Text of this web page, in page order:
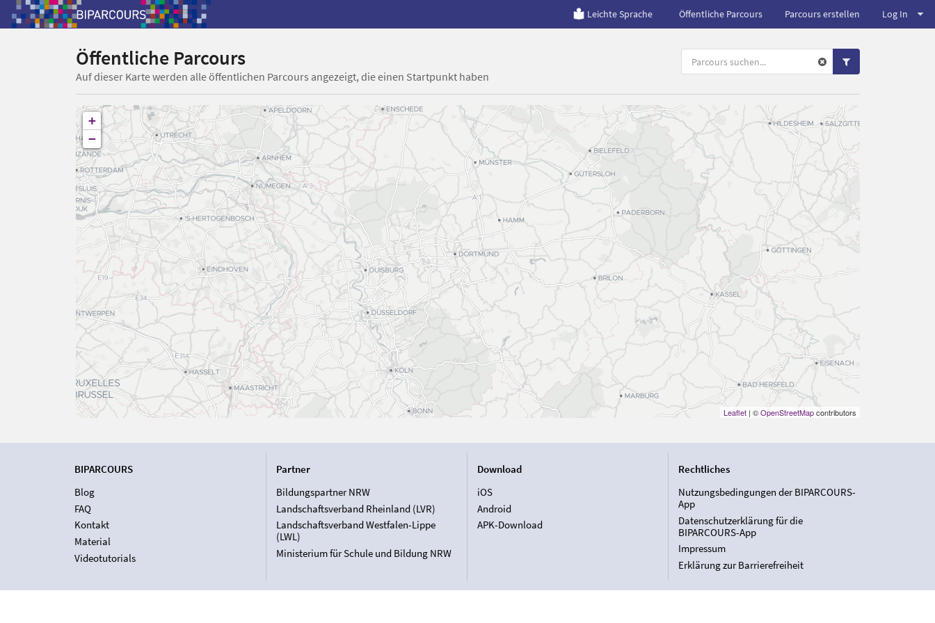
Leichte Sprache Öffentliche Parcours Parcours erstellen Log In
Öffentliche Parcours
Auf dieser Karte werden alle öffentlichen Parcours angezeigt, die einen Startpunkt haben
+
−
Leaflet| ©OpenStreetMapcontributors
BIPARCOURS
Blog
FAQ
Kontakt
Material
Videotutorials
Partner
Bildungspartner NRW
Landschaftsverband Rheinland (LVR)
Landschaftsverband Westfalen-Lippe
(LWL)
Ministerium für Schule und Bildung NRW
Download
iOS
Android
APK-Download
Rechtliches
Nutzungsbedingungen der BIPARCOURS-
App
Datenschutzerklärung für die
BIPARCOURS-App
Impressum
Erklärung zur Barrierefreiheit